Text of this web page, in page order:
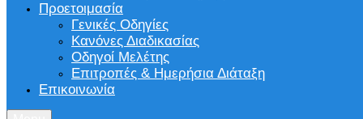
Προετοιμασία
Γενικές Οδηγίες
Κανόνες Διαδικασίας
Οδηγοί Μελέτης
Επιτροπές & Ημερήσια Διάταξη
Επικοινωνία